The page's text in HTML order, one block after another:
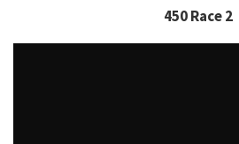
450 Race 2